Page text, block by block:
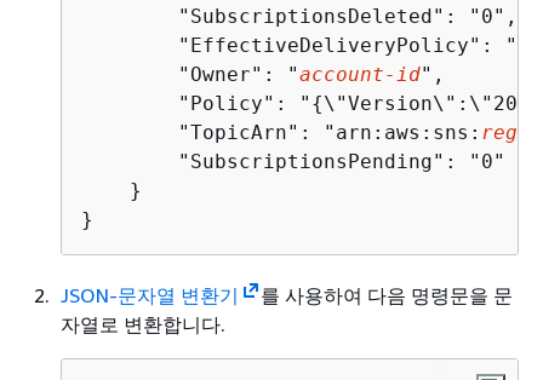
        "SubscriptionsDeleted": "0",
        "EffectiveDeliveryPolicy": "
        "Owner": "
account-id",
        "Policy": "
{
        "TopicArn": "arn:aws:sns:
        "SubscriptionsPending": "0"
    }
}
JSON-문자열 변환기
를 사용하여 다음 명령문을 문
자열로 변환합니다.